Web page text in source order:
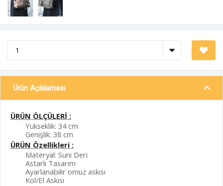
Ürün Açıklaması
ÜRÜN ÖLÇÜLERİ :
Yükseklik: 34 cm
Genişlik: 38 cm
ÜRÜN Özellikleri :
Materyal: Suni Deri
Astarlı Tasarım
Ayarlanabilir omuz askısı
Kol/El Askısı